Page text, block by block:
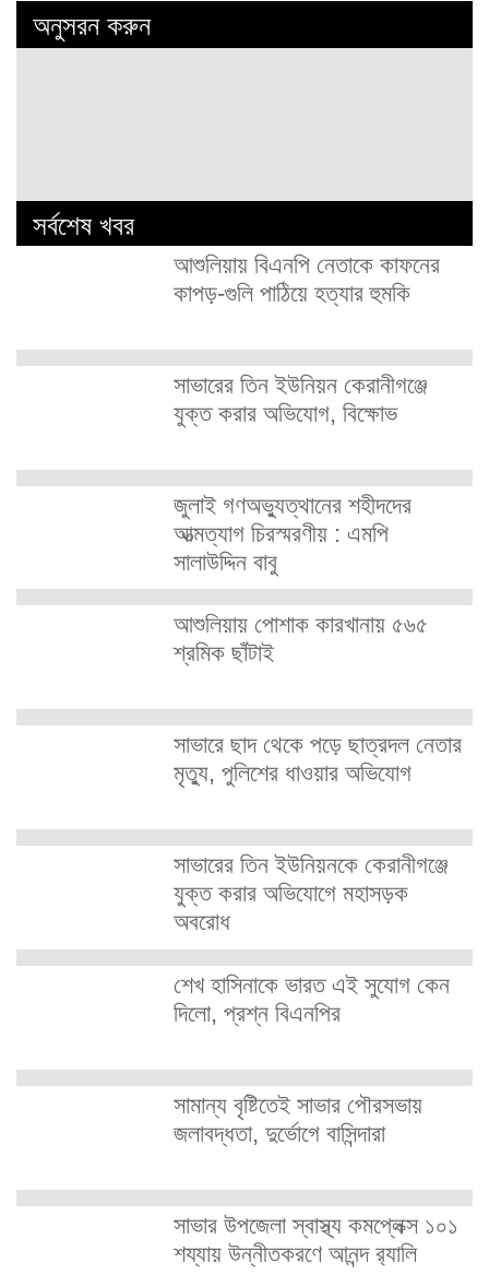
অনুসরন করুন
সর্বশেষ খবর
আশুলিয়ায় বিএনপি নেতাকে কাফনের
কাপড়-গুলি পাঠিয়ে হত্যার হুমকি
সাভারের তিন ইউনিয়ন কেরানীগঞ্জে
যুক্ত করার অভিযোগ, বিক্ষোভ
জুলাই গণঅভ্যুত্থানের শহীদদের
আত্মত্যাগ চিরস্মরণীয় : এমপি
সালাউদ্দিন বাবু
আশুলিয়ায় পোশাক কারখানায় ৫৬৫
শ্রমিক ছাঁটাই
সাভারে ছাদ থেকে পড়ে ছাত্রদল নেতার
মৃত্যু, পুলিশের ধাওয়ার অভিযোগ
সাভারের তিন ইউনিয়নকে কেরানীগঞ্জে
যুক্ত করার অভিযোগে মহাসড়ক
অবরোধ
শেখ হাসিনাকে ভারত এই সুযোগ কেন
দিলো, প্রশ্ন বিএনপির
সামান্য বৃষ্টিতেই সাভার পৌরসভায়
জলাবদ্ধতা, দুর্ভোগে বাসিন্দারা
সাভার উপজেলা স্বাস্থ্য কমপ্লেক্স ১০১
শয্যায় উন্নীতকরণে আনন্দ র‍্যালি